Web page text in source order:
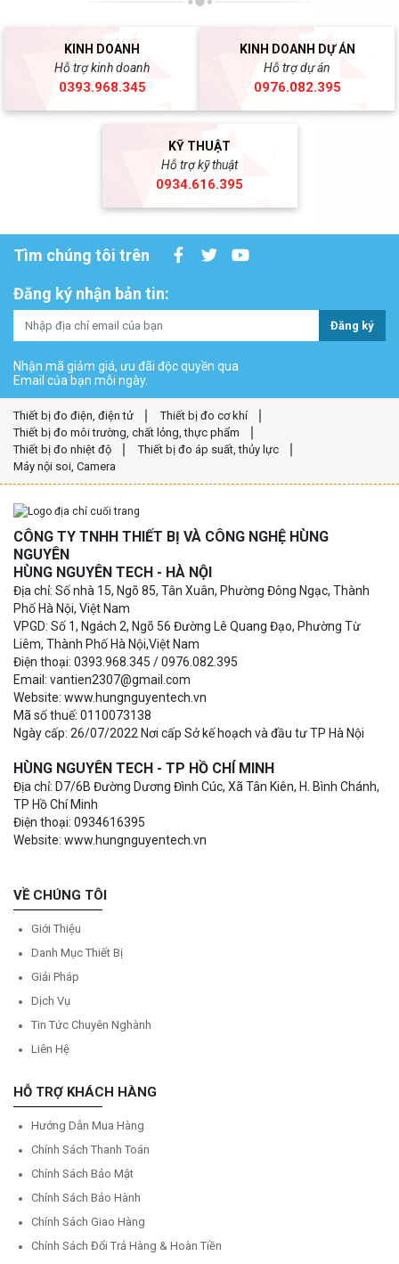
KINH DOANH
Hỗ trợ kinh doanh
0393.968.345
KINH DOANH DỰ ÁN
Hỗ trợ dự án
0976.082.395
KỸ THUẬT
Hỗ trợ kỹ thuật
0934.616.395
Tìm chúng tôi trên
Đăng ký nhận bản tin:
Đăng ký
Nhận mã giảm giá, ưu đãi độc quyền qua
Email của bạn mỗi ngày.
Thiết bị đo điện, điện tử
Thiết bị đo cơ khí
Thiết bị đo môi trường, chất lỏng, thực phẩm
Thiết bị đo nhiệt độ
Thiết bị đo áp suất, thủy lực
Máy nội soi, Camera
CÔNG TY TNHH THIẾT BỊ VÀ CÔNG NGHỆ HÙNG
NGUYÊN
HÙNG NGUYÊN TECH - HÀ NỘI
Địa chỉ: Số nhà 15, Ngõ 85, Tân Xuân, Phường Đông Ngạc, Thành
Phố Hà Nội, Việt Nam
VPGD: Số 1, Ngách 2, Ngõ 56 Đường Lê Quang Đạo, Phường Từ
Liêm, Thành Phố Hà Nội,Việt Nam
Điện thoại: 0393.968.345 / 0976.082.395
Email: vantien2307@gmail.com
Website: www.hungnguyentech.vn
Mã số thuế: 0110073138
Ngày cấp: 26/07/2022 Nơi cấp Sở kế hoạch và đầu tư TP Hà Nội
HÙNG NGUYÊN TECH - TP HỒ CHÍ MINH
Địa chỉ: D7/6B Đường Dương Đình Cúc, Xã Tân Kiên, H. Bình Chánh,
TP Hồ Chí Minh
Điện thoại: 0934616395
Website: www.hungnguyentech.vn
VỀ CHÚNG TÔI
Giới Thiệu
Danh Mục Thiết Bị
Giải Pháp
Dịch Vụ
Tin Tức Chuyên Nghành
Liên Hệ
HỖ TRỢ KHÁCH HÀNG
Hướng Dẫn Mua Hàng
Chính Sách Thanh Toán
Chính Sách Bảo Mật
Chính Sách Bảo Hành
Chính Sách Giao Hàng
Chính Sách Đổi Trả Hàng & Hoàn Tiền